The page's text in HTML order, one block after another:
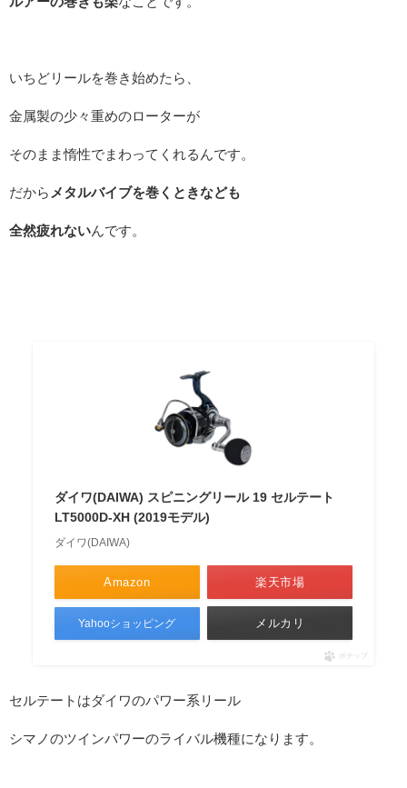
いちどリールを巻き始めたら、
金属製の少々重めのローターが
そのまま惰性でまわってくれるんです。
だから メタルバイブを巻くときなども
全然疲れないんです。
ダイワ(DAIWA) スピニングリール 19 セルテート
LT5000D-XH (2019モデル)
ダイワ(DAIWA)
Amazon 楽天市場
Yahooショッピング メルカリ
ポチップ
セルテートはダイワのパワー系リール
シマノのツインパワーのライバル機種になります。